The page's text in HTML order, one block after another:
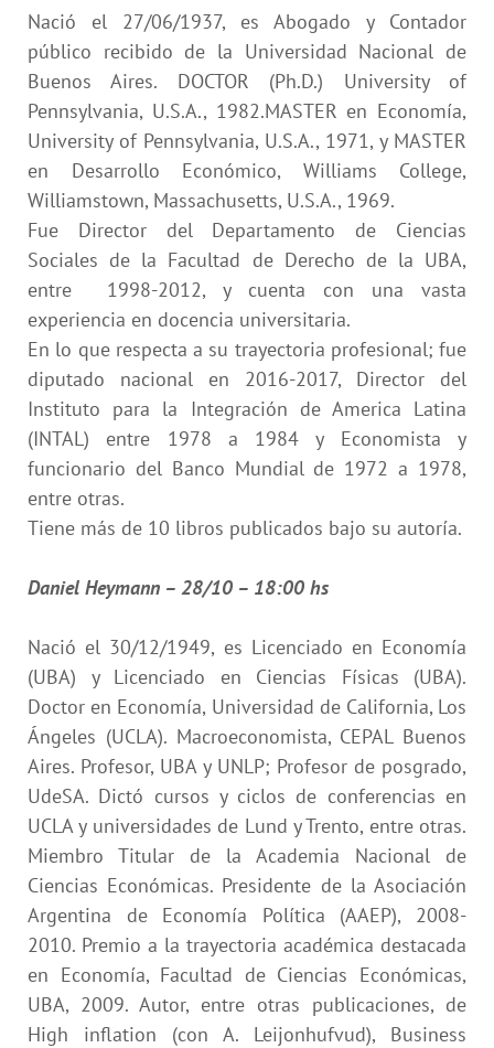
Nació el 27/06/1937, es Abogado y Contador
público recibido de la Universidad Nacional de
Buenos Aires. DOCTOR (Ph.D.) University of
Pennsylvania, U.S.A., 1982.MASTER en Economía,
University of Pennsylvania, U.S.A., 1971, y MASTER
en Desarrollo Económico, Williams College,
Williamstown, Massachusetts, U.S.A., 1969.
Fue Director del Departamento de Ciencias
Sociales de la Facultad de Derecho de la UBA,
entre 1998-2012, y cuenta con una vasta
experiencia en docencia universitaria.
En lo que respecta a su trayectoria profesional; fue
diputado nacional en 2016-2017, Director del
Instituto para la Integración de America Latina
(INTAL) entre 1978 a 1984 y Economista y
funcionario del Banco Mundial de 1972 a 1978,
entre otras.
Tiene más de 10 libros publicados bajo su autoría.
Daniel Heymann – 28/10 – 18:00 hs
Nació el 30/12/1949, es Licenciado en Economía
(UBA) y Licenciado en Ciencias Físicas (UBA).
Doctor en Economía, Universidad de California, Los
Ángeles (UCLA). Macroeconomista, CEPAL Buenos
Aires. Profesor, UBA y UNLP; Profesor de posgrado,
UdeSA. Dictó cursos y ciclos de conferencias en
UCLA y universidades de Lund y Trento, entre otras.
Miembro Titular de la Academia Nacional de
Ciencias Económicas. Presidente de la Asociación
Argentina de Economía Política (AAEP), 2008-
2010. Premio a la trayectoria académica destacada
en Economía, Facultad de Ciencias Económicas,
UBA, 2009. Autor, entre otras publicaciones, de
High inflation (con A. Leijonhufvud), Business